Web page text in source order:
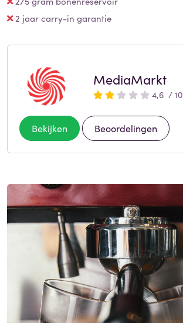
2 jaar carry-in garantie
MediaMarkt
4,6 / 10
Bekijken Beoordelingen